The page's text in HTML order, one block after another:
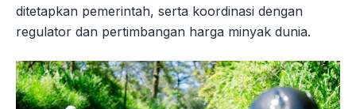
ditetapkan pemerintah, serta koordinasi dengan
regulator dan pertimbangan harga minyak dunia.